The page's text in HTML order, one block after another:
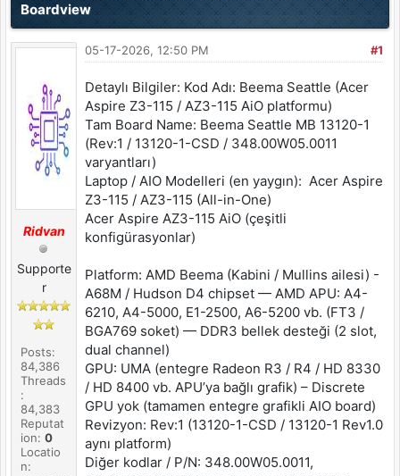
Boardview
Ridvan
Supporte
r
Posts:
84,386
Threads
:
84,383
Reputat
ion:0
Locatio
n:
#1
05-17-2026, 12:50 PM
Detaylı Bilgiler: Kod Adı: Beema Seattle (Acer
Aspire Z3-115 / AZ3-115 AiO platformu)
Tam Board Name: Beema Seattle MB 13120-1
(Rev:1 / 13120-1-CSD / 348.00W05.0011
varyantları)
Laptop / AIO Modelleri (en yaygın): Acer Aspire
Z3-115 / AZ3-115 (All-in-One)
Acer Aspire AZ3-115 AiO (çeşitli
konfigürasyonlar)
Platform: AMD Beema (Kabini / Mullins ailesi) -
A68M / Hudson D4 chipset — AMD APU: A4-
6210, A4-5000, E1-2500, A6-5200 vb. (FT3 /
BGA769 soket) — DDR3 bellek desteği (2 slot,
dual channel)
GPU: UMA (entegre Radeon R3 / R4 / HD 8330
/ HD 8400 vb. APU’ya bağlı grafik) – Discrete
GPU yok (tamamen entegre grafikli AIO board)
Revizyon: Rev:1 (13120-1-CSD / 13120-1 Rev1.0
aynı platform)
Diğer kodlar / P/N: 348.00W05.0011,